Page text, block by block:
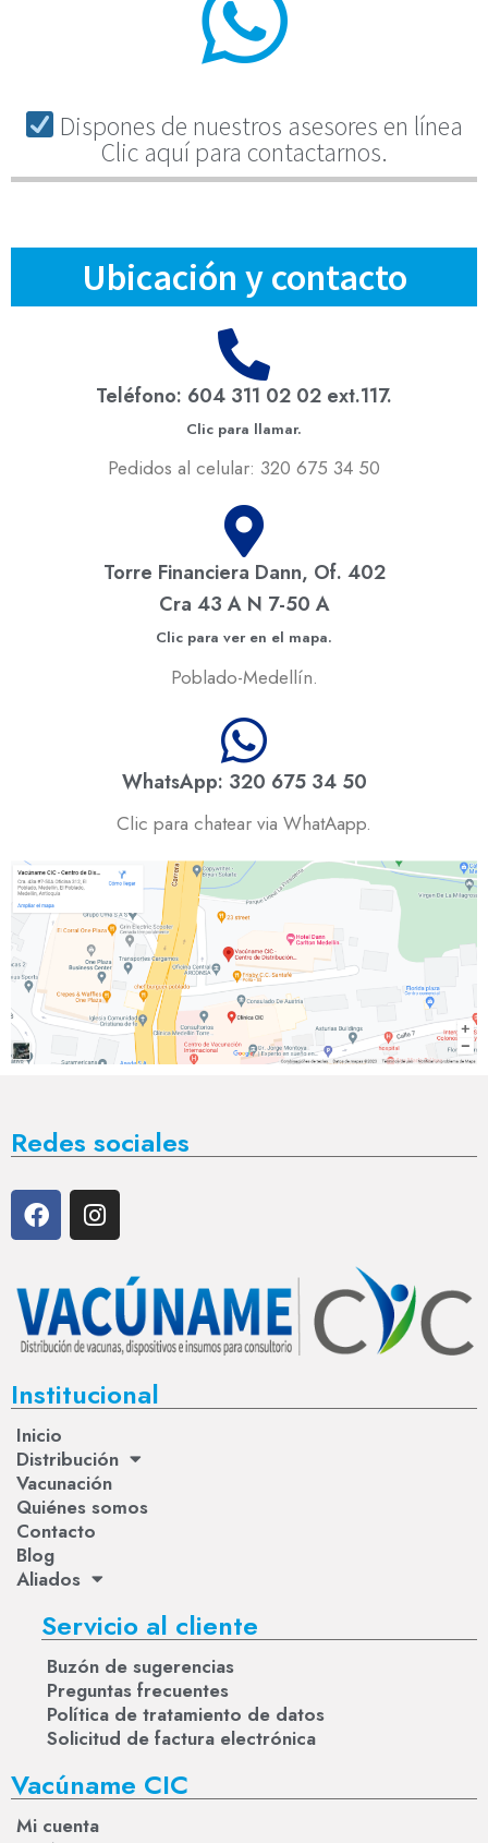
Dispones de nuestros asesores en línea
Clic aquí para contactarnos.
Ubicación y contacto
Teléfono: 604 311 02 02 ext.117.
Clic para llamar.
Pedidos al celular: 320 675 34 50
Torre Financiera Dann, Of. 402
Cra 43 A N 7-50 A
Clic para ver en el mapa.
Poblado-Medellín.
WhatsApp: 320 675 34 50
Clic para chatear via WhatAapp.
Redes sociales
Institucional
Inicio
Distribución
Vacunación
Quiénes somos
Contacto
Blog
Aliados
Servicio al cliente
Buzón de sugerencias
Preguntas frecuentes
Política de tratamiento de datos
Solicitud de factura electrónica
Vacúname CIC
Mi cuenta